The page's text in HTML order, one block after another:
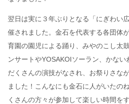
翌日は実に３年ぶりとなる「にぎわい
催されました。金石を代表する各団体
育園の園児による踊り、みやのこし太
ンサートやYOSAKOIソーラン、かない
だくさんの演技がなされ、お祭りさな
ました！こんなにも金石に人がいた
くさんの方々が参加して楽しい時間を